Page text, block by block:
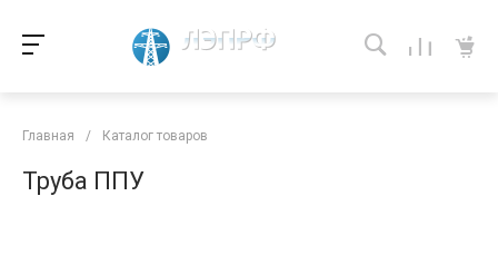
Главная / Каталог товаров
Труба ППУ